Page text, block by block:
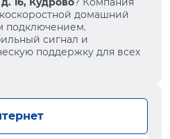
домашний
подключением.
сигнал и
поддержку для всех